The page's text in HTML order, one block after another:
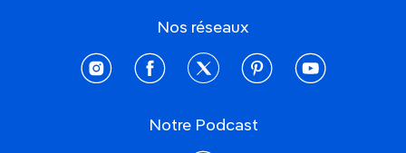
Nos réseaux
instagramfacebooktwitter pinterestyoutube
Notre Podcast